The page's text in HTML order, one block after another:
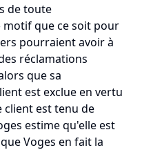
de toute
que ce soit pour
pourraient avoir à
réclamations
que sa
est exclue en vertu
client est tenu de
estime qu'elle est
Voges en fait la